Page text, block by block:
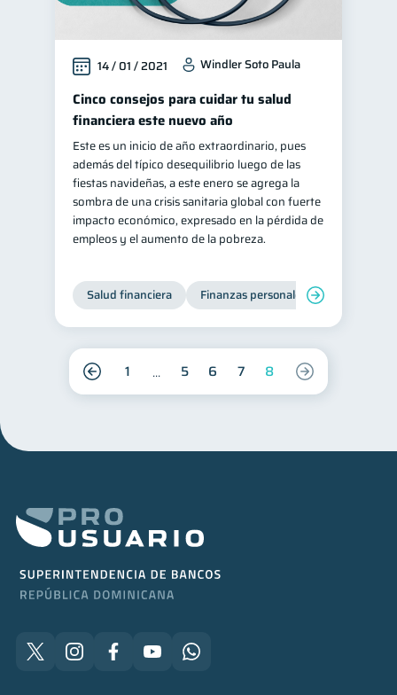
14 / 01 / 2021 Windler Soto Paula
Cinco consejos para cuidar tu salud
financiera este nuevo año
Este es un inicio de año extraordinario, pues
además del típico desequilibrio luego de las
fiestas navideñas, a este enero se agrega la
sombra de una crisis sanitaria global con fuerte
impacto económico, expresado en la pérdida de
empleos y el aumento de la pobreza.
Salud financiera Finanzas personales
1 5 6 7 8